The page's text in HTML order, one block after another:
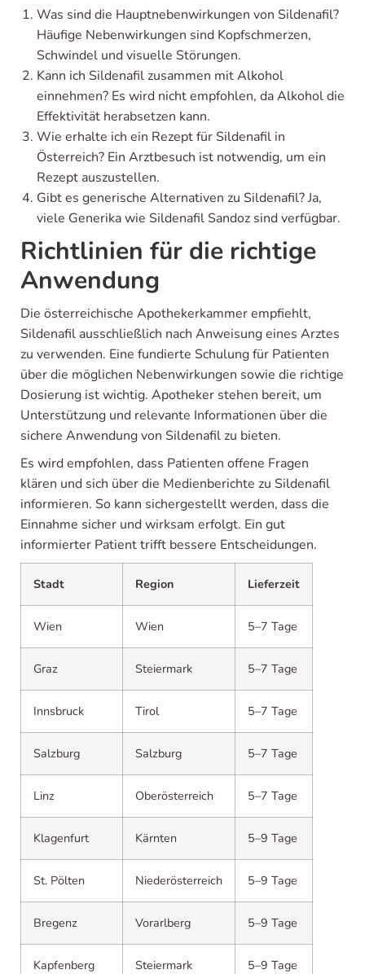
Was sind die Hauptnebenwirkungen von Sildenafil?
Häufige Nebenwirkungen sind Kopfschmerzen,
Schwindel und visuelle Störungen.
Kann ich Sildenafil zusammen mit Alkohol
einnehmen? Es wird nicht empfohlen, da Alkohol die
Effektivität herabsetzen kann.
Wie erhalte ich ein Rezept für Sildenafil in
Österreich? Ein Arztbesuch ist notwendig, um ein
Rezept auszustellen.
Gibt es generische Alternativen zu Sildenafil? Ja,
viele Generika wie Sildenafil Sandoz sind verfügbar.
Richtlinien für die richtige
Anwendung
Die österreichische Apothekerkammer empfiehlt,
Sildenafil ausschließlich nach Anweisung eines Arztes
zu verwenden. Eine fundierte Schulung für Patienten
über die möglichen Nebenwirkungen sowie die richtige
Dosierung ist wichtig. Apotheker stehen bereit, um
Unterstützung und relevante Informationen über die
sichere Anwendung von Sildenafil zu bieten.
Es wird empfohlen, dass Patienten offene Fragen
klären und sich über die Medienberichte zu Sildenafil
informieren. So kann sichergestellt werden, dass die
Einnahme sicher und wirksam erfolgt. Ein gut
informierter Patient trifft bessere Entscheidungen.
Stadt Region Lieferzeit
Wien Wien 5–7 Tage
Graz Steiermark 5–7 Tage
Innsbruck Tirol 5–7 Tage
Salzburg Salzburg 5–7 Tage
Linz Oberösterreich 5–7 Tage
Klagenfurt Kärnten 5–9 Tage
St. Pölten Niederösterreich 5–9 Tage
Bregenz Vorarlberg 5–9 Tage
Kapfenberg Steiermark 5–9 Tage